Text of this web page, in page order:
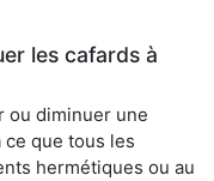
les cafards à
ou diminuer une
que tous les
hermétiques ou au